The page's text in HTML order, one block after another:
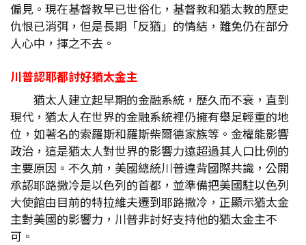
偏見。現在基督教早已世俗化，基督教和猶太教的歷史
仇恨已消弭，但是長期「反猶」的情結，難免仍在部分
人心中，揮之不去。
川普認耶都討好猶太金主
猶太人建立起早期的金融系統，歷久而不衰，直到
現代，猶太人在世界的金融系統裡仍擁有舉足輕重的地
位，如著名的索羅斯和羅斯柴爾德家族等。金權能影響
政治，這是猶太人對世界的影響力遠超過其人口比例的
主要原因。不久前，美國總統川普違背國際共識，公開
承認耶路撒冷是以色列的首都，並準備把美國駐以色列
大使館由目前的特拉維夫遷到耶路撒冷，正顯示猶太金
主對美國的影響力，川普非討好支持他的猶太金主不
可。